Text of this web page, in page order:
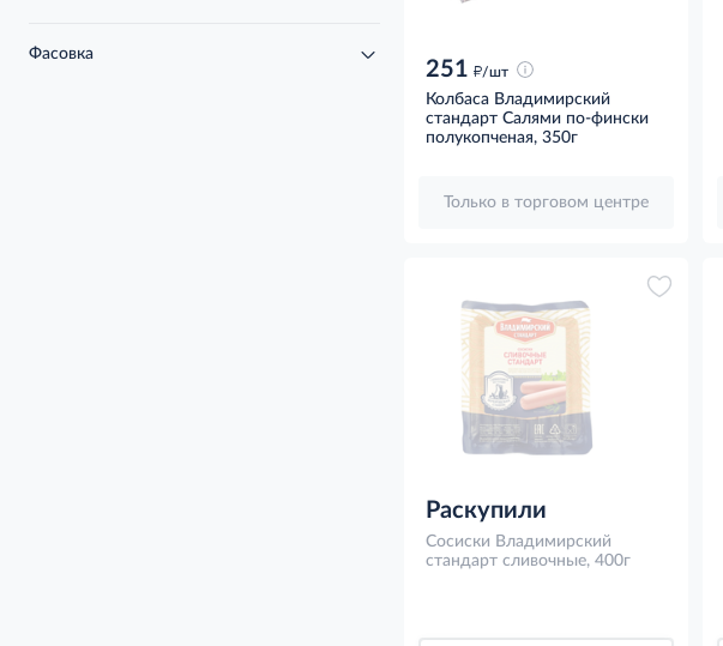
Фасовка
251 д/шт
Колбаса Владимирский
стандарт Салями по-фински
полукопченая, 350г
Только в торговом центре
Раскупили
Сосиски Владимирский
стандарт сливочные, 400г